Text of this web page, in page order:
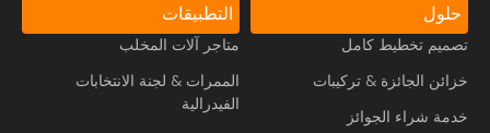
حلول
تصميم تخطيط كامل
خزائن الجائزة & تركيبات
خدمة شراء الجوائز
التطبيقات
متاجر آلات المخلب
الممرات & لجنة الانتخابات
الفيدرالية